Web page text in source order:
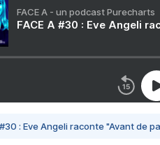
FACE A - un podcast Purecharts
FACE A #30 : Eve Angeli
#30 : Eve Angeli raconte "Avant de